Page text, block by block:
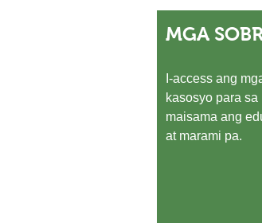
MGA
I-access ang
kasosyo para
maisama ang
at marami pa.